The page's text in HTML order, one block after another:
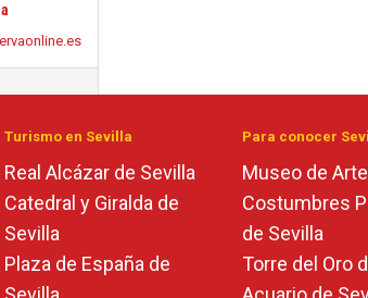
Turismo en Sevilla
Real Alcázar de Sevilla
Catedral y Giralda de
Sevilla
Plaza de España de
Para conocer
Museo de
Costumbres
de Sevilla
Torre del Oro